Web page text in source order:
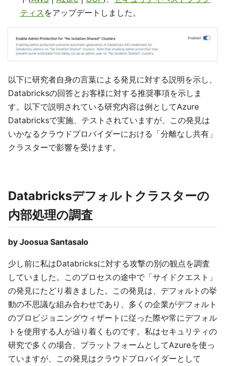
ティス をアップデートしました。
以下に研究者自身の言葉による発見に対する説明を示し、
Databricksの回答とお客様に対する推奨事項を示しま
す。以下で説明されている研究内容は例としてAzure
Databricksで実施、テストされていますが、この発見は
いかなるクラウドプロバイダーにおける「分離なし共有」
クラスターで影響を受けます。
Databricksデフォルトクラスターの
内部処理の調査
by Joosua Santasalo
少し前に私はDatabricksに対する攻撃の別の観点を調査
していました。このプロセスの途中で「サイドクエスト」
の発見にたどり着きました。この発見は、デフォルトの挙
動の不思議な組み合わせであり、多くの企業がデフォルト
のプロビジョニングウィザートに従った際や常にデフォル
トを使用する人が辿り着くものです。私はセキュリティの
研究で多くの場合、プラットフォームとしてAzureを使っ
ていますが、この発見はクラウドプロバイダーとして